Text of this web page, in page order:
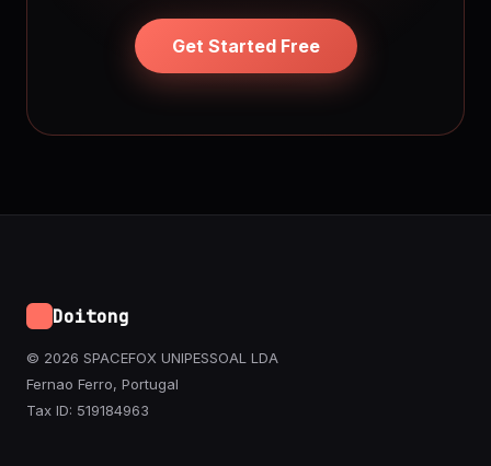
Get Started Free
Doitong
© 2026 SPACEFOX UNIPESSOAL LDA
Fernao Ferro, Portugal
Tax ID: 519184963